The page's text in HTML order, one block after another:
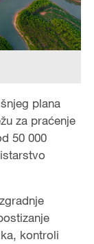
plana
za praćenje
50 000
kontroli